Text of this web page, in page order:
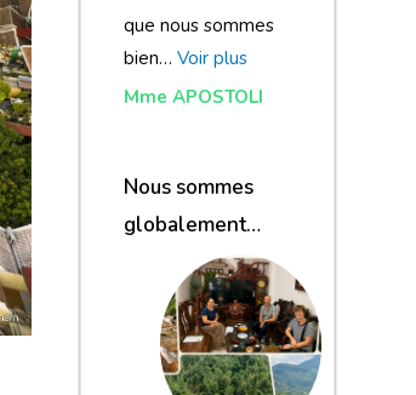
que nous sommes
bien… Voir plus
Mme APOSTOLI
Nous sommes
globalement
satisfaits du
voyage